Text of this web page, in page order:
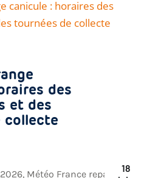
des
et des
collecte
18
Météo France repasse